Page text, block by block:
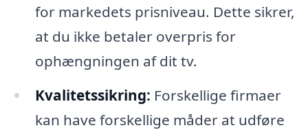
for markedets prisniveau. Dette sikrer,
at du ikke betaler overpris for
ophængningen af dit tv.
Kvalitetssikring: Forskellige firmaer
kan have forskellige måder at udføre